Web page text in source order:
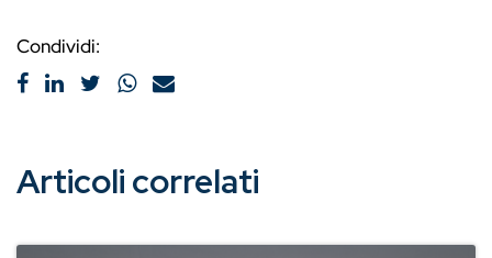
Condividi:
Articoli correlati